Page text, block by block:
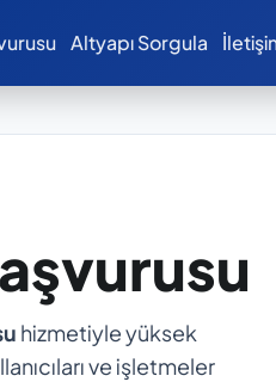
Altyapı Sorgula
hizmetiyle yüksek
ve işletmeler